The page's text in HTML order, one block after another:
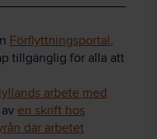
Förflyttningsportal,
tillgänglig för alla att
arbete med
en skrift hos
där arbetet